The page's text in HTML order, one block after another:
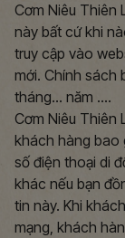
Cơm Niêu Thiên
này bất cứ khi
truy cập vào
mới. Chính sách
tháng... năm ....
Cơm Niêu Thiên
khách hàng bao
số điện thoại di
khác nếu bạn
tin này. Khi
mạng, khách